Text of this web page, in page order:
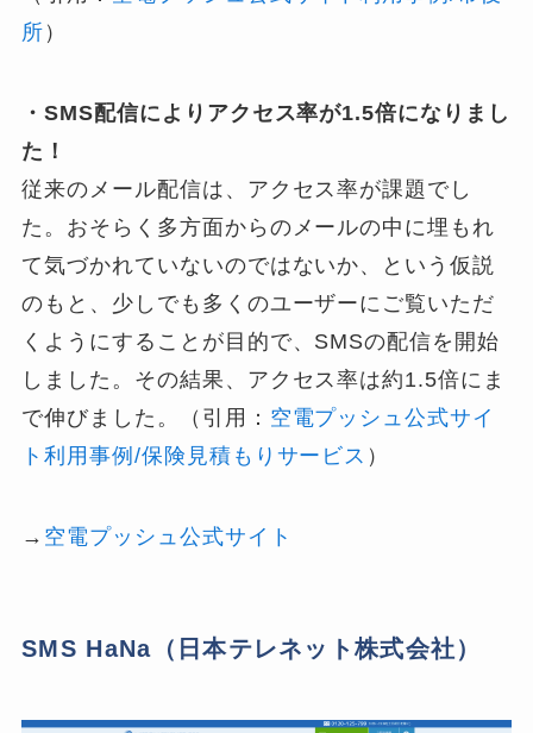
所 ）
・SMS配信によりアクセス率が1.5倍になりまし
た！
従来のメール配信は、アクセス率が課題でし
た。おそらく多方面からのメールの中に埋もれ
て気づかれていないのではないか、という仮説
のもと、少しでも多くのユーザーにご覧いただ
くようにすることが目的で、SMSの配信を開始
しました。その結果、アクセス率は約1.5倍にま
で伸びました。（引用： 空電プッシュ公式サイ
ト利用事例/保険見積もりサービス ）
→ 空電プッシュ公式サイト
SMS HaNa（日本テレネット株式会社）